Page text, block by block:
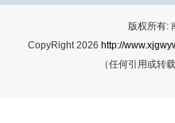
版权所有:
CopyRight 2026 http://
（任何引用或转